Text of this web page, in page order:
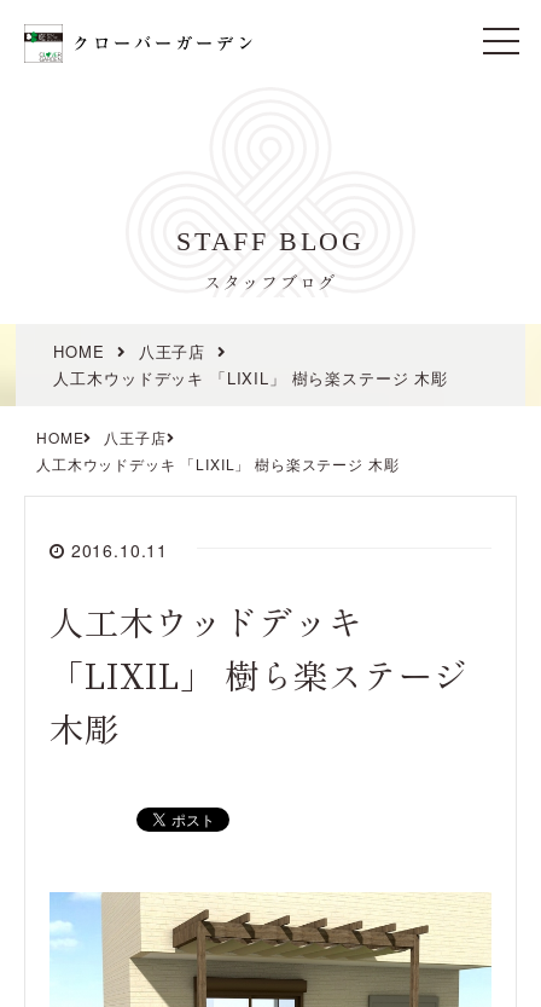
t
STAFF BLOG
スタッフブログ
HOME
八王子店
人工木ウッドデッキ 「LIXIL」 樹ら楽ステージ 木彫
HOME
八王子店
人工木ウッドデッキ 「LIXIL」 樹ら楽ステージ 木彫
2016.10.11
人工木ウッドデッキ
「LIXIL」 樹ら楽ステージ
木彫